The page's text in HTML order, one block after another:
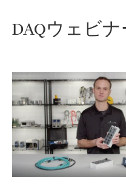
DAQウ ェ ビナ